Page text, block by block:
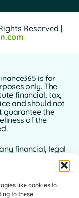
like cookies to
to these
Reserved |
is for
only. The
financial, tax,
and should not
guarantee the
of the
financial, legal
consulting a
any decisions
finances.